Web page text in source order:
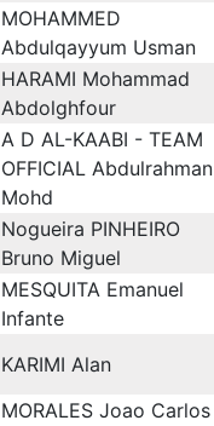
MOHAMMED
Abdulqayyum Usman
HARAMI Mohammad
Abdolghfour
A D AL-KAABI - TEAM
OFFICIAL Abdulrahman
Mohd
Nogueira PINHEIRO
Bruno Miguel
MESQUITA Emanuel
Infante
KARIMI Alan
MORALES Joao Carlos